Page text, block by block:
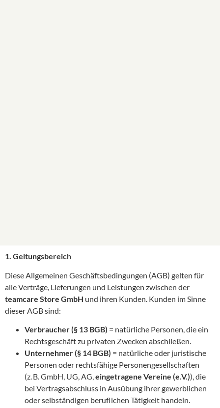
1. Geltungsbereich
Diese Allgemeinen Geschäftsbedingungen (AGB) gelten für
alle Verträge, Lieferungen und Leistungen zwischen der
teamcare Store GmbH und ihren Kunden. Kunden im Sinne
dieser AGB sind:
Verbraucher (§ 13 BGB) = natürliche Personen, die ein
Rechtsgeschäft zu privaten Zwecken abschließen.
Unternehmer (§ 14 BGB) = natürliche oder juristische
Personen oder rechtsfähige Personengesellschaften
(z. B. GmbH, UG, AG,eingetragene Vereine (e.V.)), die
bei Vertragsabschluss in Ausübung ihrer gewerblichen
oder selbständigen beruflichen Tätigkeit handeln.